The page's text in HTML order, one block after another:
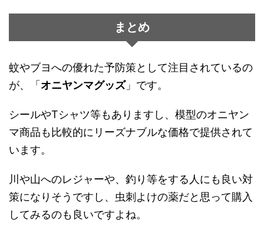
まとめ
蚊やブヨへの優れた予防策として注目されているの
が、「 オニヤンマグッズ」です。
シールやTシャツ等もありますし、模型のオニヤン
マ商品も比較的にリーズナブルな価格で提供されて
います。
川や山へのレジャーや、釣り等をする人にも良い対
策になりそうですし、虫刺よけの薬だと思って購入
してみるのも良いですよね。